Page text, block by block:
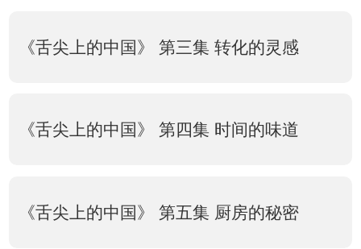
《舌尖上的中国》 第三集 转化的灵感
《舌尖上的中国》 第四集 时间的味道
《舌尖上的中国》 第五集 厨房的秘密